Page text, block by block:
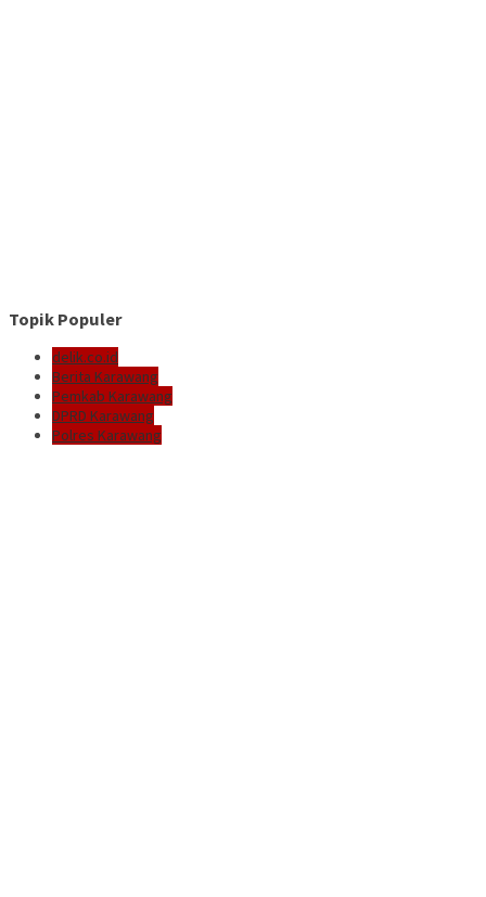
Topik Populer
delik.co.id
Berita Karawang
Pemkab Karawang
DPRD Karawang
Polres Karawang